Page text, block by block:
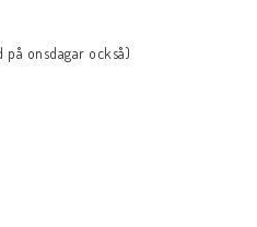
onsdagar också)